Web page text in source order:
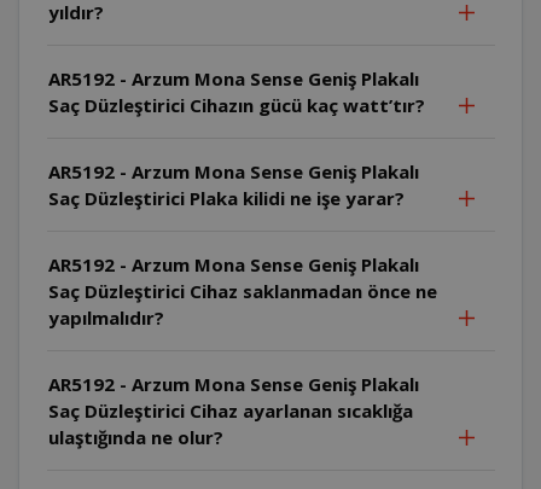
yıldır?
AR5192 - Arzum Mona Sense Geniş Plakalı
Saç Düzleştirici Cihazın gücü kaç watt’tır?
AR5192 - Arzum Mona Sense Geniş Plakalı
Saç Düzleştirici Plaka kilidi ne işe yarar?
AR5192 - Arzum Mona Sense Geniş Plakalı
Saç Düzleştirici Cihaz saklanmadan önce ne
yapılmalıdır?
AR5192 - Arzum Mona Sense Geniş Plakalı
Saç Düzleştirici Cihaz ayarlanan sıcaklığa
ulaştığında ne olur?